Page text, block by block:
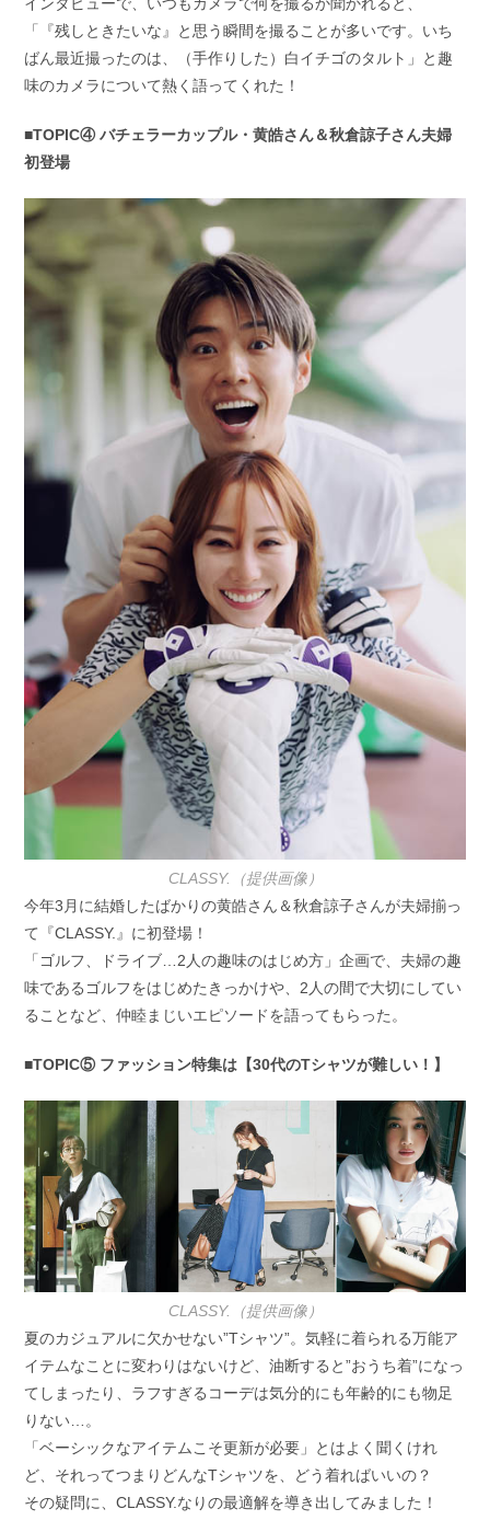
「『残しときたいな』と思う瞬間を撮ることが多いです。いち
ばん最近撮ったのは、（手作りした）白イチゴのタルト」と趣
味のカメラについて熱く語ってくれた！
■TOPIC④ バチェラーカップル・黄皓さん＆秋倉諒子さん夫婦
初登場
CLASSY.（提供画像）
今年3月に結婚したばかりの黄皓さん＆秋倉諒子さんが夫婦揃っ
て『CLASSY.』に初登場！
「ゴルフ、ドライブ…2人の趣味のはじめ方」企画で、夫婦の趣
味であるゴルフをはじめたきっかけや、2人の間で大切にしてい
ることなど、仲睦まじいエピソードを語ってもらった。
■TOPIC⑤ ファッション特集は【30代のTシャツが難しい！】
CLASSY.（提供画像）
夏のカジュアルに欠かせない”Tシャツ”。気軽に着られる万能ア
イテムなことに変わりはないけど、油断すると”おうち着”になっ
てしまったり、ラフすぎるコーデは気分的にも年齢的にも物足
りない…。
「ベーシックなアイテムこそ更新が必要」とはよく聞くけれ
ど、それってつまりどんなTシャツを、どう着ればいいの？
その疑問に、CLASSY.なりの最適解を導き出してみました！